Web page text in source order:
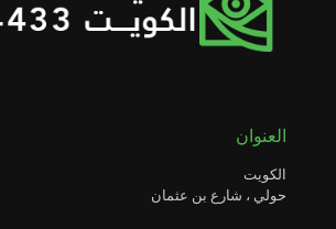
العنوان
الكويت
حولي ، شارع بن عثمان